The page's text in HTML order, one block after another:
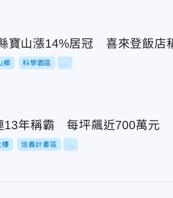
寶山漲14%居冠 喜來登飯店
鄉 科學園區
13年稱霸 每坪飆近700萬元
樓 信義計畫區